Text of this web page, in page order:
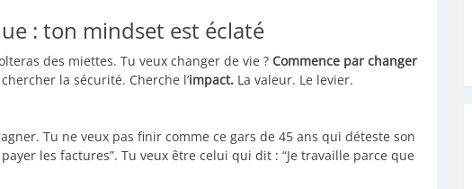
: ton mindset est éclaté
des miettes. Tu veux changer de vie ? Commence par changer
la sécurité. Cherche l’impact. La valeur. Le levier.
Tu ne veux pas finir comme ce gars de 45 ans qui déteste son
les factures”. Tu veux être celui qui dit : “Je travaille parce que